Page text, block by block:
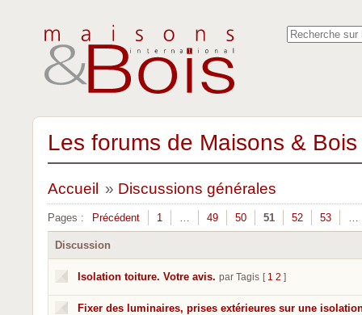
Les forums de Maisons &
Accueil » Discussions générales
Pages : Précédent 1 … 49 50 51 52 53 …
Discussion
Isolation toiture. Votre avis. par Tagis [ 1 2 ]
Fixer des luminaires, prises extérieures sur une